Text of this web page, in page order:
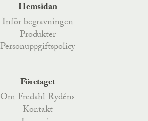
Hemsidan
Inför begravningen
Produkter
Personuppgiftspolicy
Företaget
Om Fredahl Rydéns
Kontakt